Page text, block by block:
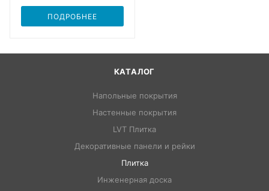
ПОДРОБНЕЕ
КАТАЛОГ
Напольные покрытия
Настенные покрытия
LVT Плитка
Декоративные панели и рейки
Плитка
Инженерная доска